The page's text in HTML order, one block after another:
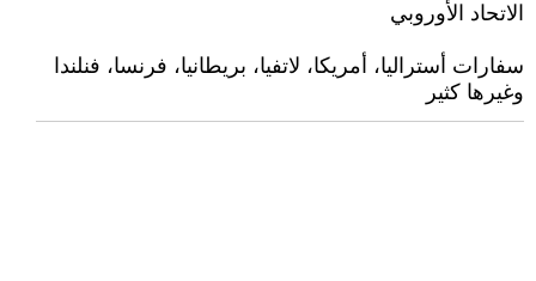
الاتحاد الأوروبي
سفارات أستراليا، أمريكا، لاتفيا، بريطانيا، فرنسا، فنلندا
وغيرها كثير